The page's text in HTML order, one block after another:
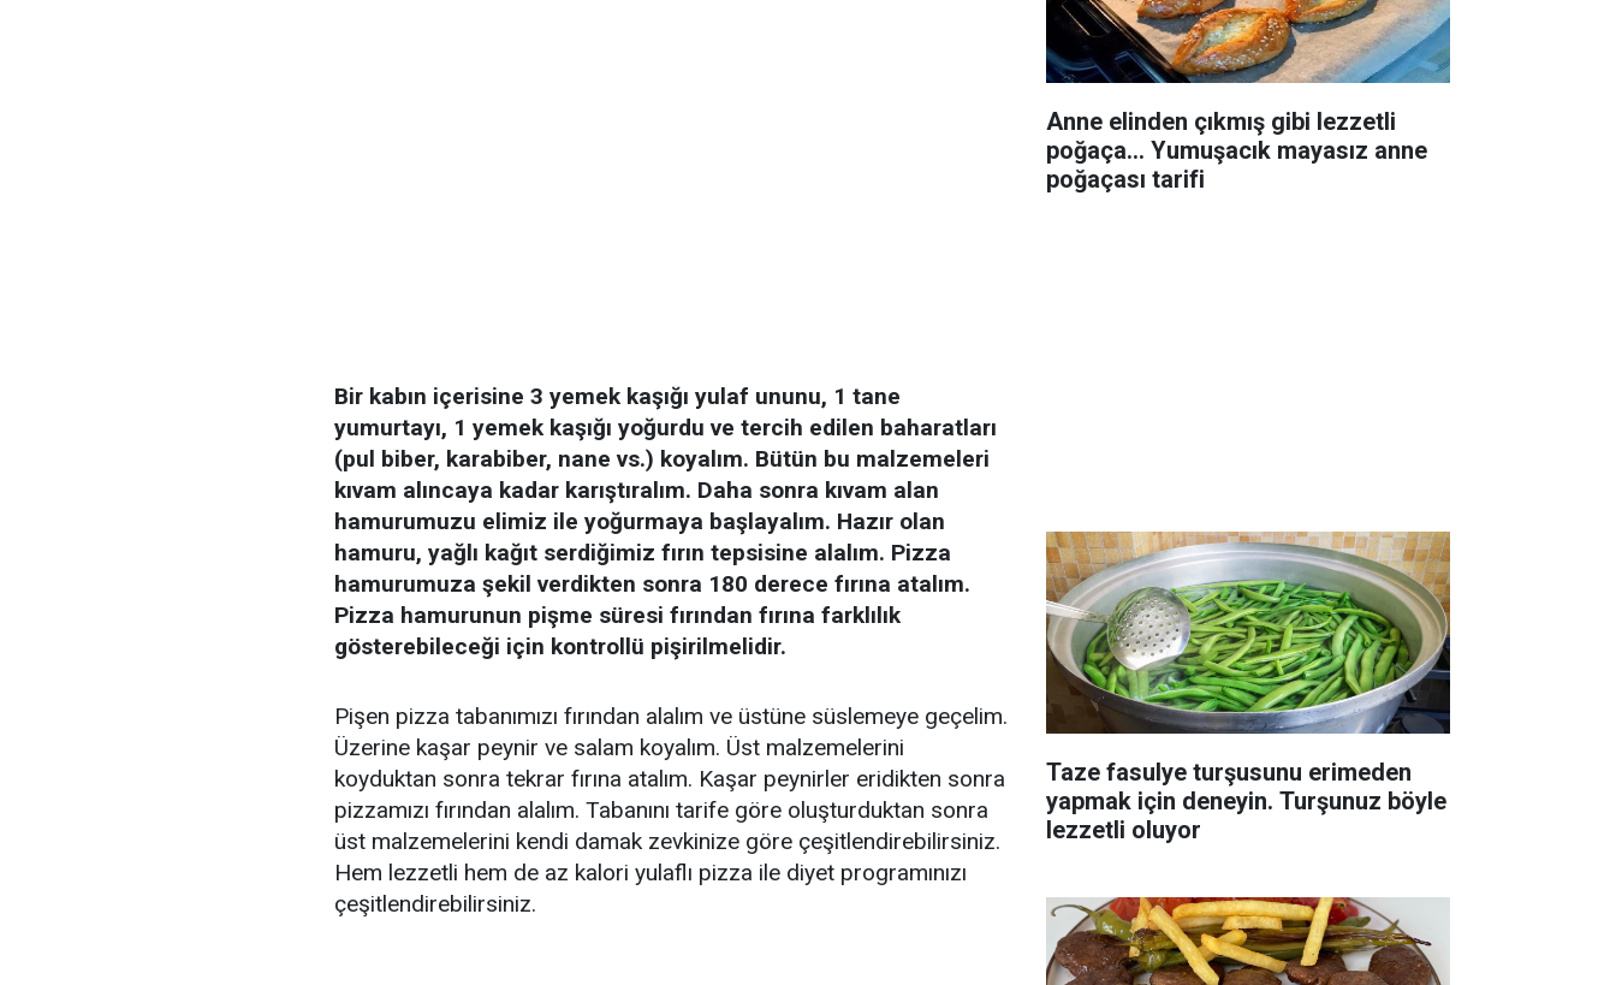
Bir kabın içerisine 3 yemek kaşığı yulaf ununu, 1 tane
yumurtayı, 1 yemek kaşığı yoğurdu ve tercih edilen baharatları
(pul biber, karabiber, nane vs.) koyalım. Bütün bu malzemeleri
kıvam alıncaya kadar karıştıralım. Daha sonra kıvam alan
hamurumuzu elimiz ile yoğurmaya başlayalım. Hazır olan
hamuru, yağlı kağıt serdiğimiz fırın tepsisine alalım. Pizza
hamurumuza şekil verdikten sonra 180 derece fırına atalım.
Pizza hamurunun pişme süresi fırından fırına farklılık
gösterebileceği için kontrollü pişirilmelidir.
Pişen pizza tabanımızı fırından alalım ve üstüne süslemeye geçelim.
Üzerine kaşar peynir ve salam koyalım. Üst malzemelerini
koyduktan sonra tekrar fırına atalım. Kaşar peynirler eridikten sonra
pizzamızı fırından alalım. Tabanını tarife göre oluşturduktan sonra
üst malzemelerini kendi damak zevkinize göre çeşitlendirebilirsiniz.
Hem lezzetli hem de az kalori yulaflı pizza ile diyet programınızı
çeşitlendirebilirsiniz.
Anne elinden çıkmış gibi lezzetli
poğaça... Yumuşacık mayasız anne
poğaçası tarifi
Taze fasulye turşusunu erimeden
yapmak için deneyin. Turşunuz böyle
lezzetli oluyor